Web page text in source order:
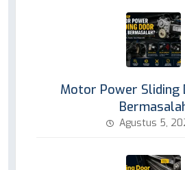
Motor Power Sliding
Agustus 5,